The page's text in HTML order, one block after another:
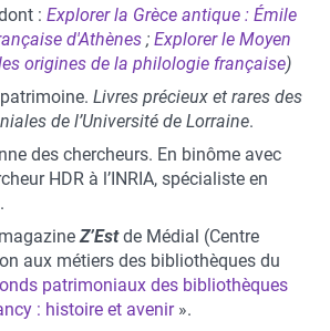
: Explorer la Grèce antique : Émile
d'Athènes ; Explorer le Moyen
origines de la philologie française)
Livres précieux et rares des
de l’Université de Lorraine.
des chercheurs. En binôme avec
HDR à l’INRIA, spécialiste en
Z’Estde Médial (Centre
aux métiers des bibliothèques du
patrimoniaux des bibliothèques
: histoire et avenir ».